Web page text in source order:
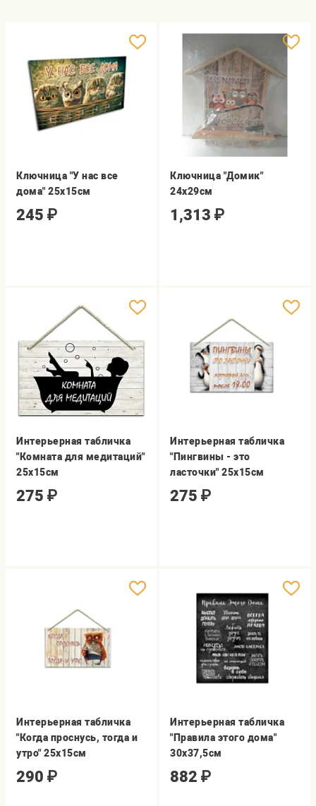
Ключница "У нас все
дома" 25х15см
245 ₽
Ключница "Домик"
24х29см
1,313 ₽
Интерьерная табличка
"Комната для медитаций"
25х15см
275 ₽
Интерьерная табличка
"Пингвины - это
ласточки" 25х15см
275 ₽
Интерьерная табличка
"Когда проснусь, тогда и
утро" 25х15см
290 ₽
Интерьерная табличка
"Правила этого дома"
30х37,5см
882 ₽